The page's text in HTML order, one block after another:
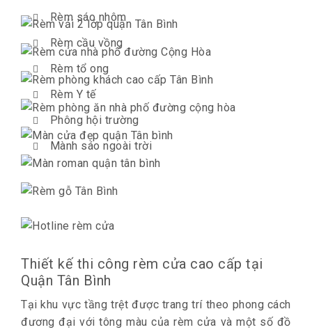
Rèm sáo nhôm
Rèm cầu vồng
Rèm tổ ong
Rèm Y tế
Phông hội trường
Mành sáo ngoài trời
Thiết kế thi công rèm cửa cao cấp tại
Quận Tân Bình
Tại khu vực tầng trệt được trang trí theo phong cách
đương đại với tông màu của rèm cửa và một số đồ